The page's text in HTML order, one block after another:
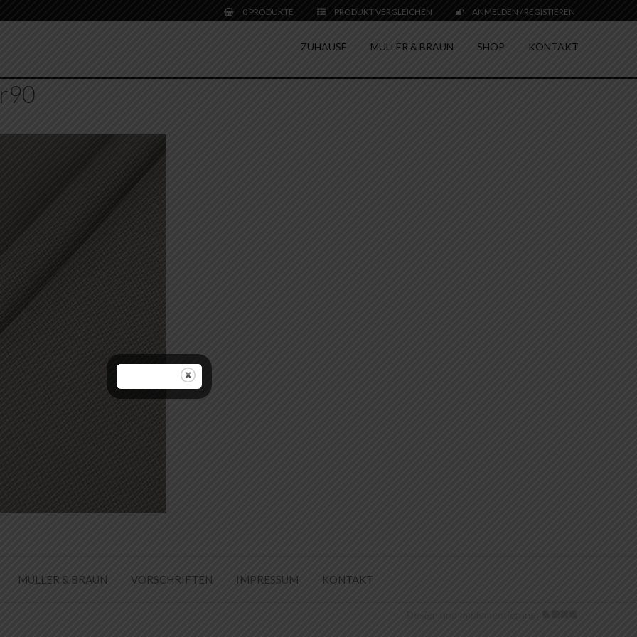
0 PRODUKTE PRODUKT VERGLEICHEN ANMELDEN / REGISTIEREN
ZUHAUSE MULLER & BRAUN SHOP KONTAKT
r90
MULLER & BRAUN VORSCHRIFTEN IMPRESSUM KONTAKT